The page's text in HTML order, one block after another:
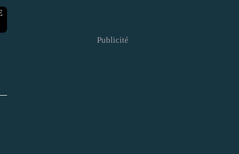
Publicité